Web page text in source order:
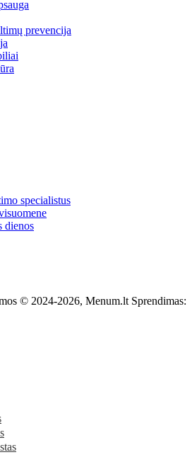
prevencija
specialistus
dienos
© 2024-2026, Menum.lt Sprendimas: